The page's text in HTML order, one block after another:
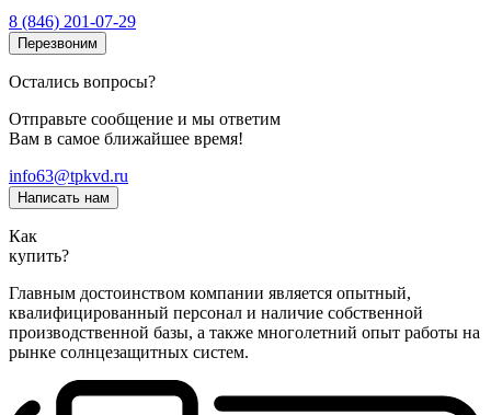
8 (846) 201-07-29
Перезвоним
Остались вопросы?
Отправьте сообщение и мы ответим
Вам в самое ближайшее время!
info63@tpkvd.ru
Написать нам
Как
купить?
Главным достоинством компании является опытный,
квалифицированный персонал и наличие собственной
производственной базы, а также многолетний опыт работы на
рынке солнцезащитных систем.